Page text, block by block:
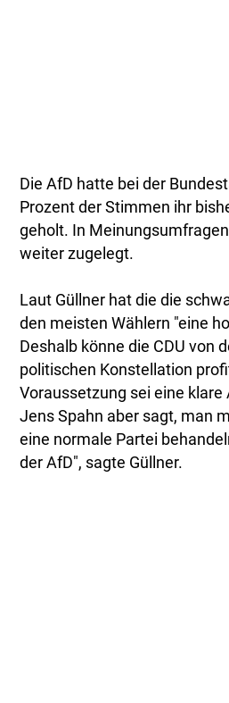
Die AfD hatte bei der
Prozent der Stimmen ihr
geholt. In
weiter zugelegt.
Laut Güllner hat die die
den meisten Wählern "eine
Deshalb könne die CDU von
politischen Konstellation
Voraussetzung sei eine klare
Jens Spahn aber sagt, man
eine normale Partei
der AfD", sagte Güllner.